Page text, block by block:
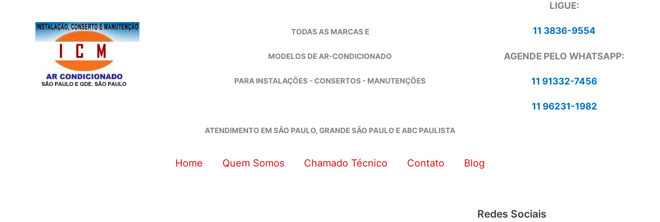
TODAS AS MARCAS E
MODELOS DE AR-CONDICIONADO
PARA INSTALAÇÕES - CONSERTOS - MANUTENÇÕES
LIGUE:
11 3836-9554
AGENDE PELO WHATSAPP:
11 91332-7456
11 96231-1982
ATENDIMENTO EM SÃO PAULO, GRANDE SÃO PAULO E ABC PAULISTA
Home Quem Somos Chamado Técnico Contato Blog
Redes Sociais